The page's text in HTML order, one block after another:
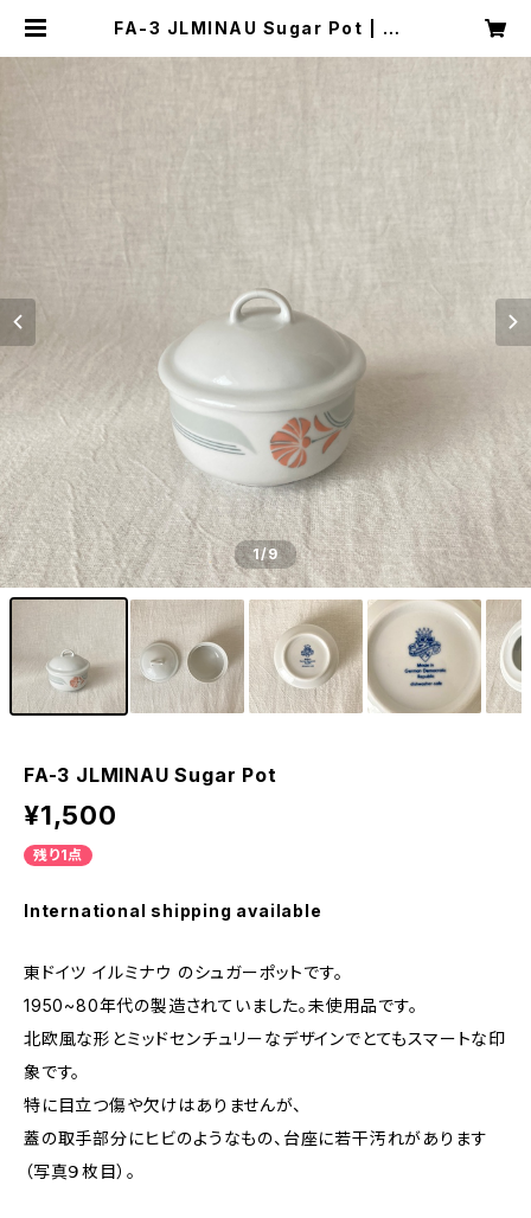
FA-3 JLMINAU Sugar Pot | キナ
1/9
FA-3 JLMINAU Sugar Pot
¥1,500
残り1点
International shipping available
東ドイツ イルミナウ のシュガーポットです。
1950~80年代の製造されていました。未使用品です。
北欧風な形とミッドセンチュリーなデザインでとてもスマートな印
象です。
特に目立つ傷や欠けはありませんが、
蓋の取手部分にヒビのようなもの、台座に若干汚れがあります
（写真９枚目）。